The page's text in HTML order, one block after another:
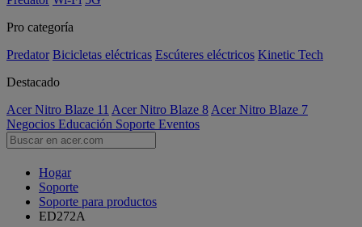
Pro categoría
Predator Bicicletas eléctricas Escúteres eléctricos Kinetic Tech
Destacado
Acer Nitro Blaze 11 Acer Nitro Blaze 8 Acer Nitro Blaze 7
Negocios Educación Soporte Eventos
Hogar
Soporte
Soporte para productos
ED272A